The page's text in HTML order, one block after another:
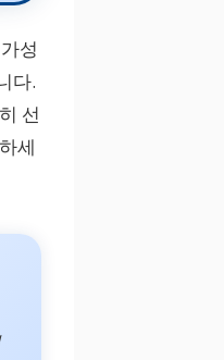
성
다.
선
세